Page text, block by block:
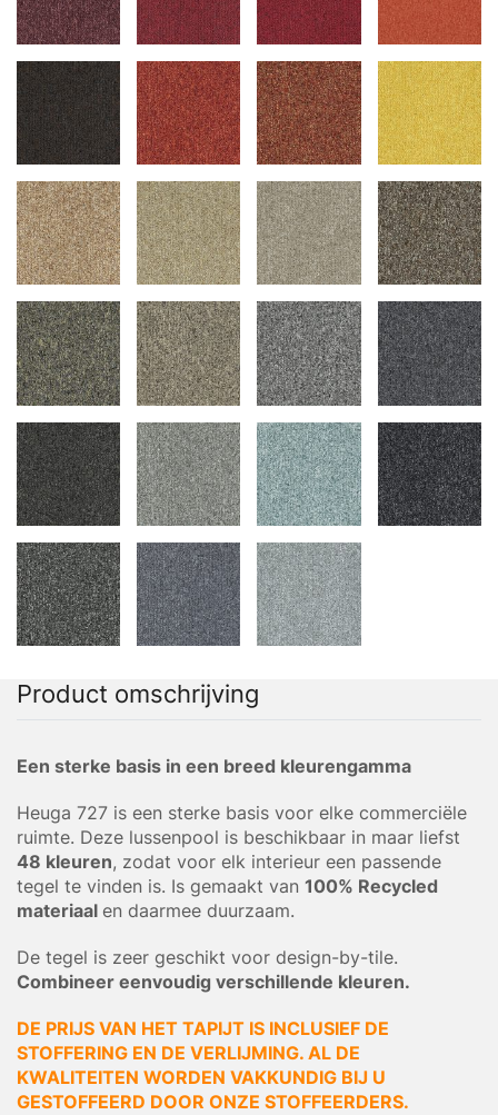
Product omschrijving
Een sterke basis in een breed kleurengamma
Heuga 727 is een sterke basis voor elke commerciële
ruimte. Deze lussenpool is beschikbaar in maar liefst
48 kleuren, zodat voor elk interieur een passende
tegel te vinden is. Is gemaakt van 100% Recycled
materiaal en daarmee duurzaam.
De tegel is zeer geschikt voor design-by-tile.
Combineer eenvoudig verschillende kleuren.
DE PRIJS VAN HET TAPIJT IS INCLUSIEF DE
STOFFERING EN DE VERLIJMING. AL DE
KWALITEITEN WORDEN VAKKUNDIG BIJ U
GESTOFFEERD DOOR ONZE STOFFEERDERS.